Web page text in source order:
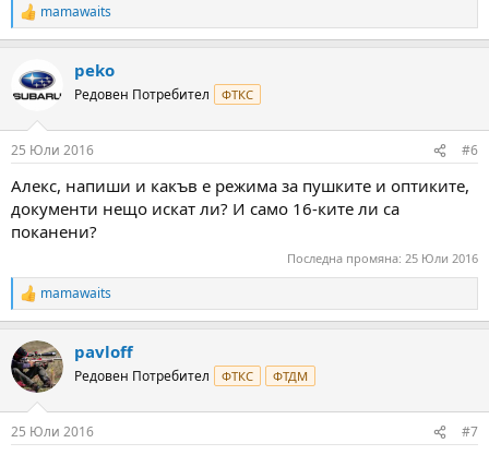
R
e
c
t
i
s
mamawaits
peko
Редовен Потребител ФТКС
25 Юли 2016 #6
Алекс, напиши и какъв е режима за пушките и оптиките,
документи нещо искат ли? И само 16-ките ли са
поканени?
Последна промяна: 25 Юли 2016
R
e
c
t
i
s
mamawaits
pavloff
Редовен Потребител ФТКС ФТДМ
25 Юли 2016 #7